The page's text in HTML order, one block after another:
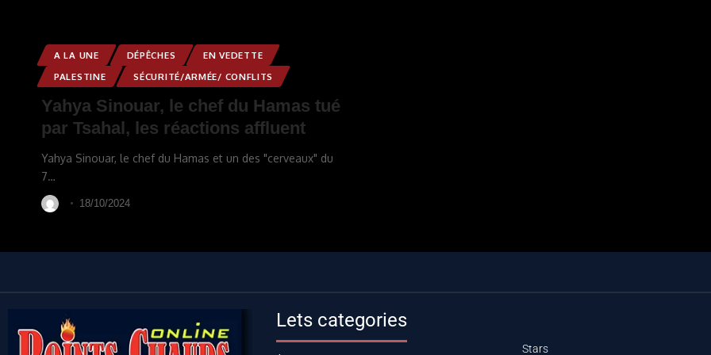
A LA UNE DÉPÊCHES
EN VEDETTE
PALESTINE
SÉCURITÉ/ARMÉE/ CONFLITS
Yahya Sinouar, le chef du Hamas tué
par Tsahal, les réactions affluent
Yahya Sinouar, le chef du Hamas et un des "cerveaux" du
7…
18/10/2024
Lets categories
Stars